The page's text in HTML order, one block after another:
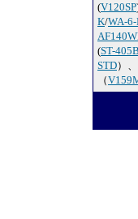
(V120SP
K/WA-
(ST-405B
STD）
（